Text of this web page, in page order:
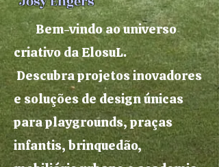
Bem-vindo ao universo
criativo da ElosuL.
Descubra projetos inovadores
e soluções de design únicas
para playgrounds, praças
infantis, brinquedão,